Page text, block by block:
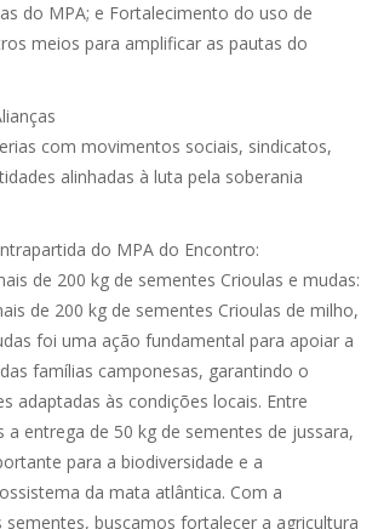
do MPA; e Fortalecimento do uso de
meios para amplificar as pautas do
com movimentos sociais, sindicatos,
alinhadas à luta pela soberania
do MPA do Encontro:
de 200 kg de sementes Crioulas e mudas:
de 200 kg de sementes Crioulas de milho,
foi uma ação fundamental para apoiar a
famílias camponesas, garantindo o
adaptadas às condições locais. Entre
a entrega de 50 kg de sementes de jussara,
para a biodiversidade e a
da mata atlântica. Com a
sementes, buscamos fortalecer a agricultura